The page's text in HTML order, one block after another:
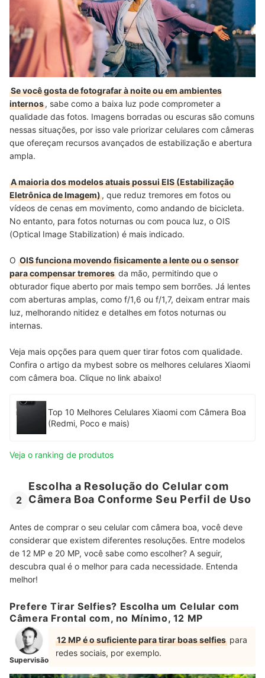
Se você gosta de fotografar à noite ou em ambientes
internos, sabe como a baixa luz pode comprometer a
qualidade das fotos. Imagens borradas ou escuras são comuns
nessas situações, por isso vale priorizar celulares com câmeras
que ofereçam recursos avançados de estabilização e abertura
ampla.
A maioria dos modelos atuais possui EIS (Estabilização
Eletrônica de Imagem), que reduz tremores em fotos ou
vídeos de cenas em movimento, como andando de bicicleta.
No entanto, para fotos noturnas ou com pouca luz, o OIS
(Optical Image Stabilization) é mais indicado.
O OIS funciona movendo fisicamente a lente ou o sensor
para compensar tremores da mão, permitindo que o
obturador fique aberto por mais tempo sem borrões. Já lentes
com aberturas amplas, como f/1,6 ou f/1,7, deixam entrar mais
luz, melhorando nitidez e detalhes em fotos noturnas ou
internas.
Veja mais opções para quem quer tirar fotos com qualidade.
Confira o artigo da mybest sobre os melhores celulares Xiaomi
com câmera boa. Clique no link abaixo!
Top 10 Melhores Celulares Xiaomi com Câmera Boa
(Redmi, Poco e mais)
Veja o ranking de produtos
2
Escolha a Resolução do Celular com
Câmera Boa Conforme Seu Perfil de Uso
Antes de comprar o seu celular com câmera boa, você deve
considerar que existem diferentes resoluções. Entre modelos
de 12 MP e 20 MP, você sabe como escolher? A seguir,
descubra qual é o melhor para cada necessidade. Entenda
melhor!
Prefere Tirar Selfies? Escolha um Celular com
Câmera Frontal com, no Mínimo, 12 MP
Supervisão
12 MP é o suficiente para tirar boas selfies para
redes sociais, por exemplo.